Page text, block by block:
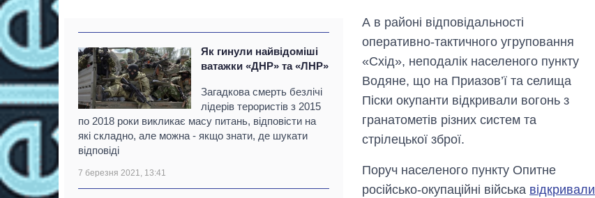
Як гинули найвідоміші
ватажки «ДНР» та «ЛНР»
Загадкова смерть безлічі
лідерів терористів з 2015
по 2018 роки викликає масу питань, відповісти на
які складно, але можна - якщо знати, де шукати
відповіді
7 березня 2021, 13:41
А в районі відповідальності
оперативно-тактичного угруповання
«Схід», неподалік населеного пункту
Водяне, що на Приазов’ї та селища
Піски окупанти відкривали вогонь з
гранатометів різних систем та
стрілецької зброї.
Поруч населеного пункту Опитне
російсько-окупаційні війська відкривали
Економіка ШІ-
OpenAI та
Anthropic